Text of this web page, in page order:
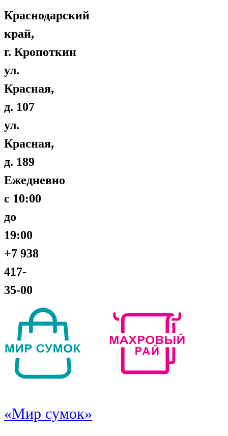
Краснодарский
край,
г. Кропоткин
ул.
Красная,
д. 107
ул.
Красная,
д. 189
Ежедневно
с 10:00
до
19:00
+7 938
417-
35-00
«Мир сумок»